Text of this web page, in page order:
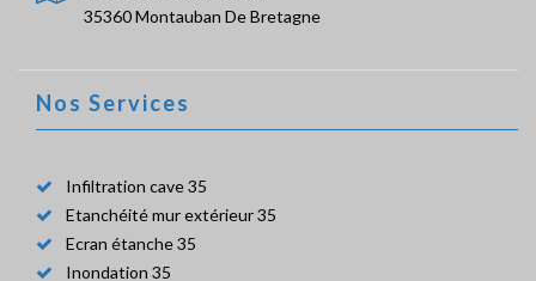
35360 Montauban De Bretagne
Nos Services
Infiltration cave 35
Etanchéité mur extérieur 35
Ecran étanche 35
Inondation 35